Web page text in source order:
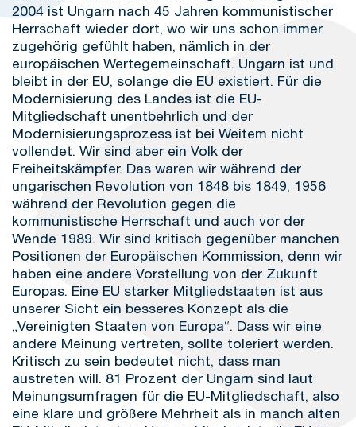
2004 ist Ungarn nach 45 Jahren kommunistischer
Herrschaft wieder dort, wo wir uns schon immer
zugehörig gefühlt haben, nämlich in der
europäischen Wertegemeinschaft. Ungarn ist und
bleibt in der EU, solange die EU existiert. Für die
Modernisierung des Landes ist die EU-
Mitgliedschaft unentbehrlich und der
Modernisierungsprozess ist bei Weitem nicht
vollendet. Wir sind aber ein Volk der
Freiheitskämpfer. Das waren wir während der
ungarischen Revolution von 1848 bis 1849, 1956
während der Revolution gegen die
kommunistische Herrschaft und auch vor der
Wende 1989. Wir sind kritisch gegenüber manchen
Positionen der Europäischen Kommission, denn wir
haben eine andere Vorstellung von der Zukunft
Europas. Eine EU starker Mitgliedstaaten ist aus
unserer Sicht ein besseres Konzept als die
„Vereinigten Staaten von Europa“. Dass wir eine
andere Meinung vertreten, sollte toleriert werden.
Kritisch zu sein bedeutet nicht, dass man
austreten will. 81 Prozent der Ungarn sind laut
Meinungsumfragen für die EU-Mitgliedschaft, also
eine klare und größere Mehrheit als in manch alten